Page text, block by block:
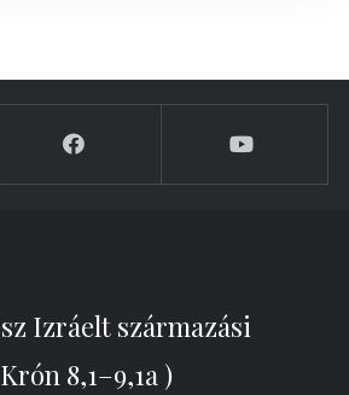
Izráelt származási
8,1–9,1a )